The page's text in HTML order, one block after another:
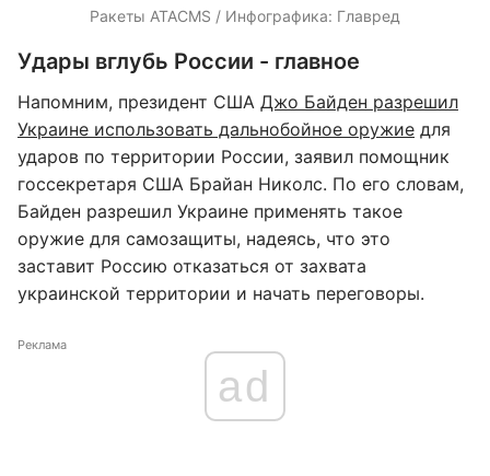
Ракеты ATACMS / Инфографика: Главред
Удары вглубь России - главное
Напомним, президент США Джо Байден разрешил
Украине использовать дальнобойное оружие для
ударов по территории России, заявил помощник
госсекретаря США Брайан Николс. По его словам,
Байден разрешил Украине применять такое
оружие для самозащиты, надеясь, что это
заставит Россию отказаться от захвата
украинской территории и начать переговоры.
Реклама
ad